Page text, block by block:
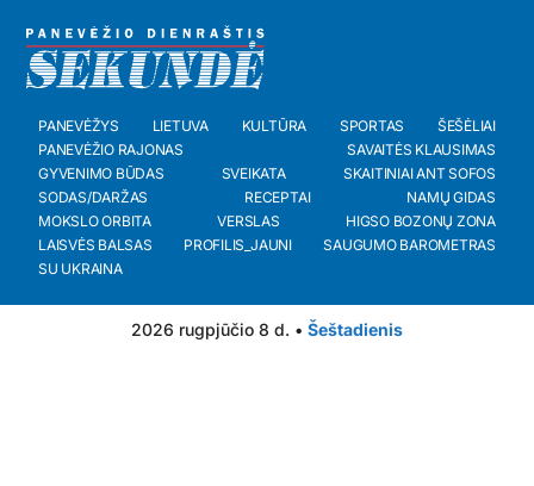
PANEVĖŽYS LIETUVA KULTŪRA SPORTAS
ŠEŠĖLIAI
PANEVĖŽIO RAJONAS
SAVAITĖS KLAUSIMAS
GYVENIMO BŪDAS
SVEIKATA
SKAITINIAI ANT SOFOS
SODAS/DARŽAS
RECEPTAI
NAMŲ GIDAS
MOKSLO ORBITA
VERSLAS
HIGSO BOZONŲ ZONA
LAISVĖS BALSAS
PROFILIS_JAUNI
SAUGUMO BAROMETRAS
SU UKRAINA
2026 rugpjūčio 8 d. • Šeštadienis